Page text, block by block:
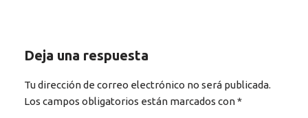
Deja una respuesta
Tu dirección de correo electrónico no será publicada.
Los campos obligatorios están marcados con*